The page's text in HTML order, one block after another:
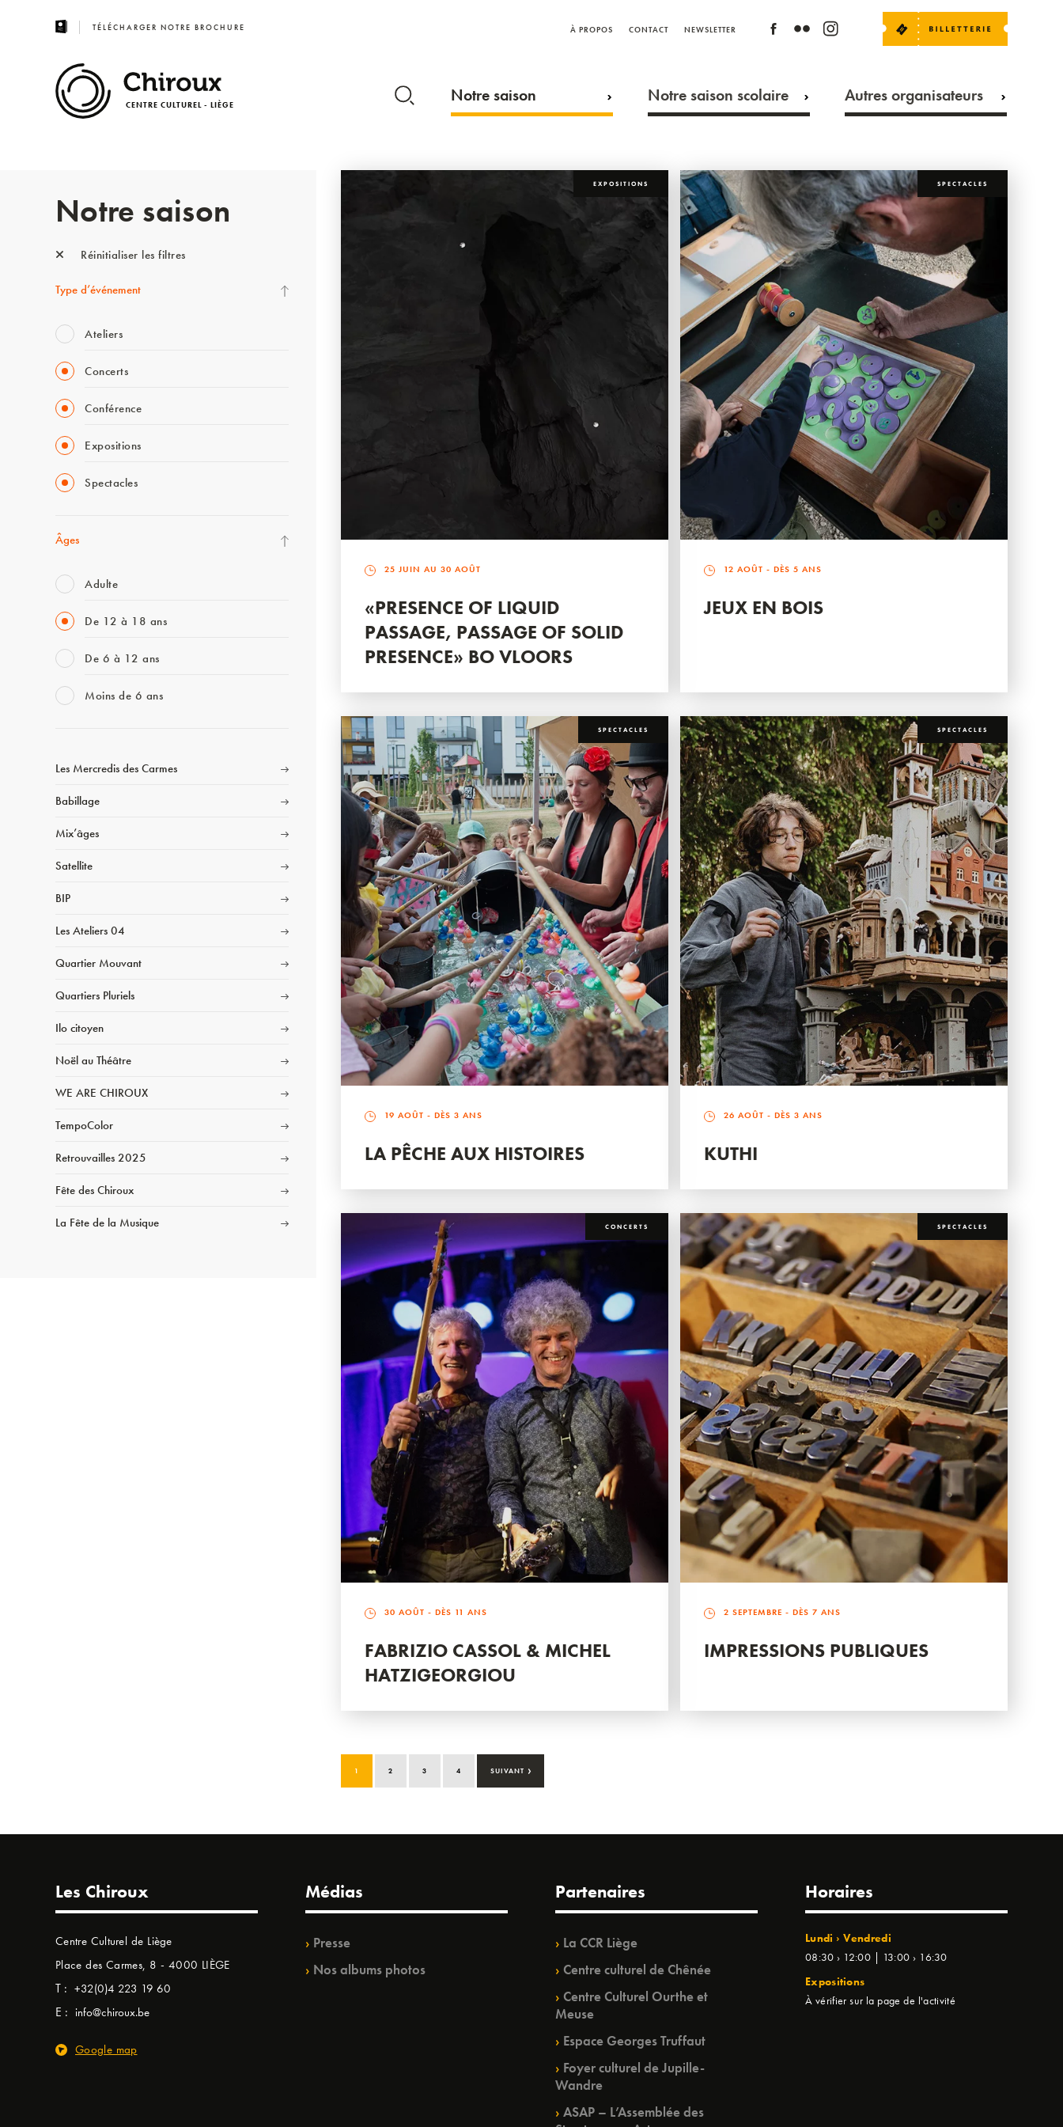
TÉLÉCHARGER NOTRE BROCHURE À PROPOS CONTACT NEWSLETTER
CENTRE CULTUREL - LIÈGE Notre saison Notre saison scolaire Autres organisateurs
Notre saison
Réinitialiser les filtres
Type d’événement
Ateliers
Concerts
Conférence
Expositions
Spectacles
Âges
Adulte
De 12 à 18 ans
De 6 à 12 ans
Moins de 6 ans
Les Mercredis des Carmes
Babillage
Mix’âges
Satellite
BIP
Les Ateliers 04
Quartier Mouvant
Quartiers Pluriels
Ilo citoyen
Noël au Théâtre
WE ARE CHIROUX
TempoColor
Retrouvailles 2025
Fête des Chiroux
La Fête de la Musique
EXPOSITIONS
25 JUIN AU 30 AOÛT
«PRESENCE OF LIQUID
PASSAGE, PASSAGE OF SOLID
PRESENCE» BO VLOORS
SPECTACLES
12 AOÛT - DÈS 5 ANS
JEUX EN BOIS
SPECTACLES
19 AOÛT - DÈS 3 ANS
LA PÊCHE AUX HISTOIRES
SPECTACLES
26 AOÛT - DÈS 3 ANS
KUTHI
CONCERTS
30 AOÛT - DÈS 11 ANS
FABRIZIO CASSOL & MICHEL
HATZIGEORGIOU
SPECTACLES
2 SEPTEMBRE - DÈS 7 ANS
IMPRESSIONS PUBLIQUES
1 2 3 4 SUIVANT ›
Les Chiroux
Centre Culturel de Liège
Place des Carmes, 8 - 4000 LIÈGE
T : +32(0)4 223 19 60
E : info@chiroux.be
Google map
Médias
Presse
Nos albums photos
Partenaires
La CCR Liège
Centre culturel de Chênée
Centre Culturel Ourthe et
Meuse
Espace Georges Truffaut
Foyer culturel de Jupille-
Wandre
ASAP – L’Assemblée des
Horaires
Lundi › Vendredi
08:30 › 12:00 | 13:00 › 16:30
Expositions
À vérifier sur la page de l'activité